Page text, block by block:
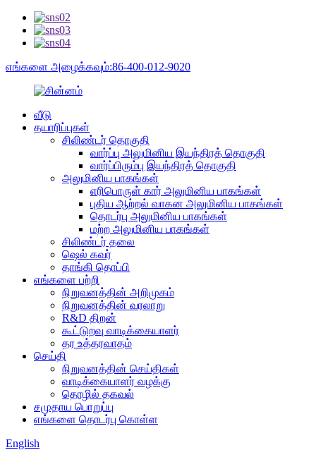
எங்களை அழைக்கவும்:86-400-012-9020
வீடு
தயாரிப்புகள்
சிலிண்டர் தொகுதி
வார்ப்பு அலுமினிய இயந்திரத் தொகுதி
வார்ப்பிரும்பு இயந்திரத் தொகுதி
அலுமினிய பாகங்கள்
எரிபொருள் கார் அலுமினிய பாகங்கள்
புதிய ஆற்றல் வாகன அலுமினிய பாகங்கள்
தொடர்பு அலுமினிய பாகங்கள்
மற்ற அலுமினிய பாகங்கள்
சிலிண்டர் தலை
ஷெல் கவர்
தாங்கி தொப்பி
எங்களை பற்றி
நிறுவனத்தின் அறிமுகம்
நிறுவனத்தின் வரலாறு
R&D திறன்
கூட்டுறவு வாடிக்கையாளர்
தர உத்தரவாதம்
செய்தி
நிறுவனத்தின் செய்திகள்
வாடிக்கையாளர் வழக்கு
தொழில் தகவல்
சமுதாய பொறுப்பு
எங்களை தொடர்பு கொள்ள
English